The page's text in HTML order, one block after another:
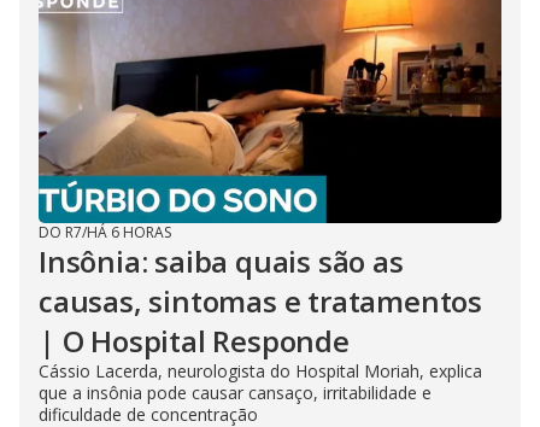
DO R7/HÁ 6 HORAS
Insônia: saiba quais são as
causas, sintomas e tratamentos
| O Hospital Responde
Cássio Lacerda, neurologista do Hospital Moriah, explica
que a insônia pode causar cansaço, irritabilidade e
dificuldade de concentração